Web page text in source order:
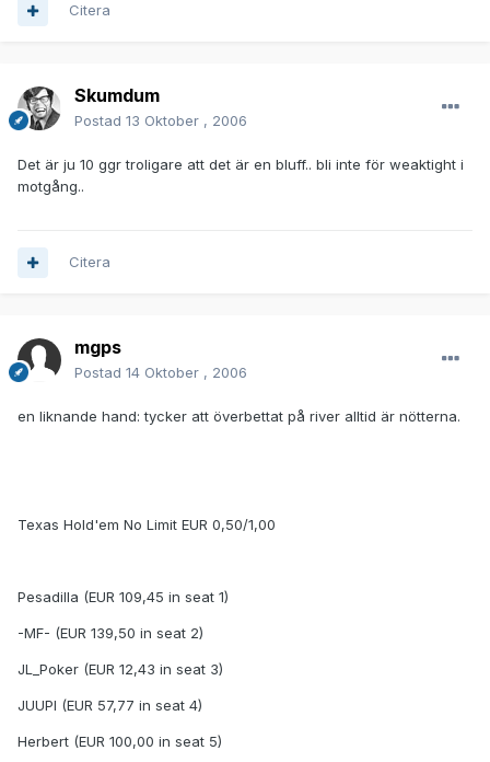
Citera
Skumdum
Postad 13 Oktober , 2006
Det är ju 10 ggr troligare att det är en bluff.. bli inte för weaktight i
motgång..
Citera
mgps
Postad 14 Oktober , 2006
en liknande hand: tycker att överbettat på river alltid är nötterna.
Texas Hold'em No Limit EUR 0,50/1,00
Pesadilla (EUR 109,45 in seat 1)
-MF- (EUR 139,50 in seat 2)
JL_Poker (EUR 12,43 in seat 3)
JUUPI (EUR 57,77 in seat 4)
Herbert (EUR 100,00 in seat 5)